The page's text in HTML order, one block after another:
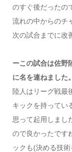
のすぐ後だったの
流れの中からのチ
次の試合までに改
ーこの試合は佐野
に名を連ねました
陸人はリーグ戦最
キックを持ってい
思って起用しまし
ので良かったです
ックも(決める技